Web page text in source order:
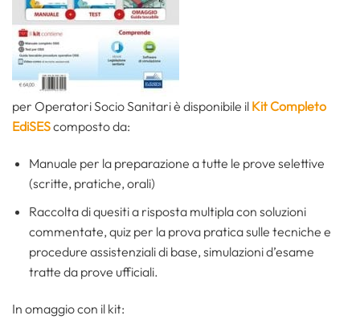
per Operatori Socio Sanitari è disponibile il Kit Completo
EdiSEScomposto da:
Manuale per la preparazione a tutte le prove selettive
(scritte, pratiche, orali)
Raccolta di quesiti a risposta multipla con soluzioni
commentate, quiz per la prova pratica sulle tecniche e
procedure assistenziali di base, simulazioni d’esame
tratte da prove ufficiali.
In omaggio con il kit: